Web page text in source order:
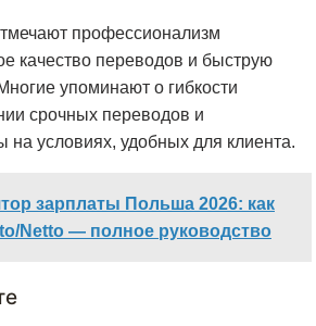
профессионализм
качество переводов и быструю
упоминают о гибкости
срочных переводов и
на условиях, удобных для клиента.
зарплаты Польша 2026: как
Netto — полное руководство